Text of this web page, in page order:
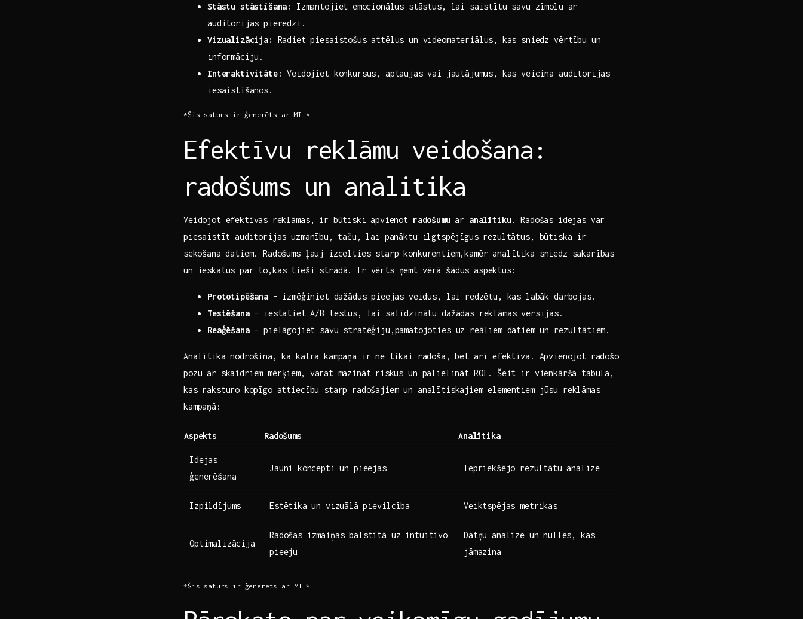
Stāstu​ stāstīšana:
Izmantojiet⁤ emocionālus stāstus, lai saistītu savu zīmolu‍ ar
auditorijas pieredzi.
Vizualizācija:
Radiet ‍piesaistošus attēlus un videomateriālus, ⁣kas sniedz vērtību ​un
informāciju.
Interaktivitāte: ‍Veidojiet konkursus, aptaujas⁤ vai jautājumus, kas veicina auditorijas
iesaistīšanos.
*Šis ⁤saturs ir ⁤ģenerēts ar MI.*
Efektīvu reklāmu⁣ veidošana:
radošums⁤ un ‍analitika
Veidojot efektīvas ⁢reklāmas, ‍ir‌ būtiski ⁤apvienot radošumu ar analītiku . Radošas idejas var
⁤piesaistīt auditorijas uzmanību, ⁤taču, lai‍ panāktu ilgtspējīgus rezultātus, būtiska ir
⁤sekošana‍ datiem. Radošums ļauj izcelties starp konkurentiem,kamēr analītika sniedz sakarības
un ieskatus par​ to,kas tieši strādā. Ir ‌vērts ņemt vērā šādus​ aspektus: ​
Prototipēšana– ‌izmēģiniet⁢ dažādus pieejas veidus, lai redzētu, kas labāk darbojas.
Testēšana– iestatiet A/B testus, lai salīdzinātu dažādas reklāmas versijas.
Reaģēšana– pielāgojiet savu stratēģiju,pamatojoties uz reāliem ⁢datiem un​ rezultātiem.
Analītika ⁤nodrošina, ka katra kampaņa ir ne ⁢tikai radoša, bet arī efektīva. Apvienojot​ radošo
pozu ar skaidriem mērķiem, varat⁣ mazināt⁢ riskus un palielināt ROI. Šeit ir ​vienkārša ‌tabula,
kas raksturo⁢ kopīgo attiecību‍ starp radošajiem‍ un analītiskajiem ‌elementiem jūsu reklāmas⁢
kampaņā:
Aspekts Radošums Analītika
Idejas
ģenerēšana
Jauni ⁤koncepti un pieejas Iepriekšējo rezultātu analīze
Izpildījums Estētika⁤ un vizuālā⁢ pievilcība Veiktspējas metrikas
Optimalizācija
Radošas izmaiņas balstītā uz intuitīvo
pieeju
Datņu analīze un nulles, kas⁣
jāmazina
*Šis saturs ir ģenerēts ar MI.*